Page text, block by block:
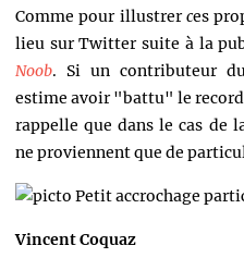
Comme pour illustrerces
lieu sur Twitter suite à la
Noob. Si un contributeur
estime avoir "battu" le
rappelle que dans le cas de
ne proviennent que de
Petit accrochage
Vincent Coquaz